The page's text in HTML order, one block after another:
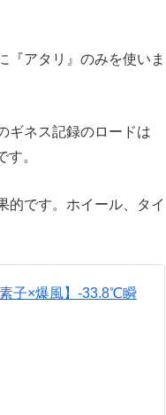
『アタリ』のみを使いま
ギネス記録のロードは
。
的です。ホイール、タイ
子×爆風】-33.8℃瞬